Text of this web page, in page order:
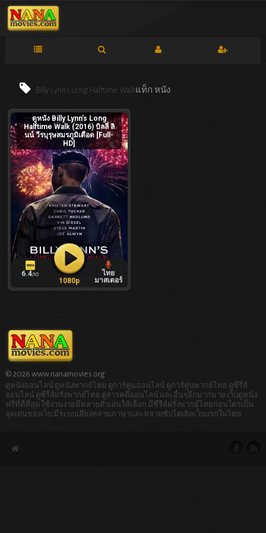
Billy Lynn’s Long Halftime Walkแท็ก หนัง
ดูหนัง Billy Lynn’s Long
Halftime Walk (2016) บิลลี่ ลิ
นน์ วีรบุรุษสมรภูมิเดือด [Full-
HD]
6.4/10
ไทย
มาสเตอร์
1080p
© 2026 www.nanamovies.org
ดูหนังออนไลน์ ดูหนังพากย์ไทย ดูการ์ตูนออนไลน์ ดูการ์ตูนพากย์ไทย ดูซีรีส์
ออนไลน์ ดูซีรีส์ฝรั่งพากย์ไทย ดูสารคดีออนไลน์ และอื่นๆอีกมากมาย เว็บดูหนัง
ฟรีที่ดีที่สุด ใช้งานง่ายมีหลายตัวเล่นให้เลือก มีซีรีส์ฝรั่งพากย์ไทยก่อนใครเป็น
จุดเด่นของเว็บ มีระบบเสียงหลายภาษาและหลายซับไตเติลเว็บแรกในไทย.